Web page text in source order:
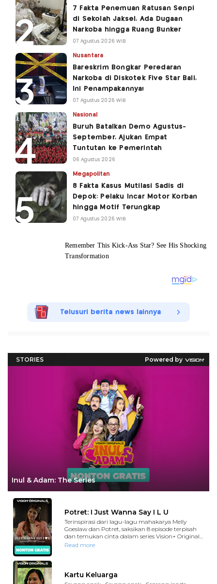
7 Fakta Penemuan Ratusan Senpi
di Sekolah Jaksel, Ada Dugaan
Narkoba hingga Ruang Bunker
07 Agustus 2026 WIB
Nusantara
Bareskrim Bongkar Peredaran
Narkoba di Diskotek Five Star Bali,
Ini Penampakannya!
07 Agustus 2026 WIB
Nasional
Buruh Batalkan Demo Agustus-
September, Ajukan Empat
Tuntutan ke Pemerintah
06 Agustus 2026
Megapolitan
8 Fakta Kasus Mutilasi Sadis di
Depok: Pelaku Incar Motor Korban
hingga Motif Terungkap
07 Agustus 2026 WIB
Telusuri berita news lainnya